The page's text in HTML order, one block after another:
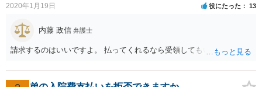
2020年1月19日 役にたった 13
内藤 政信 弁護士
請求するのはいいですよ。 払ってくれるなら受領してもいいですよ。